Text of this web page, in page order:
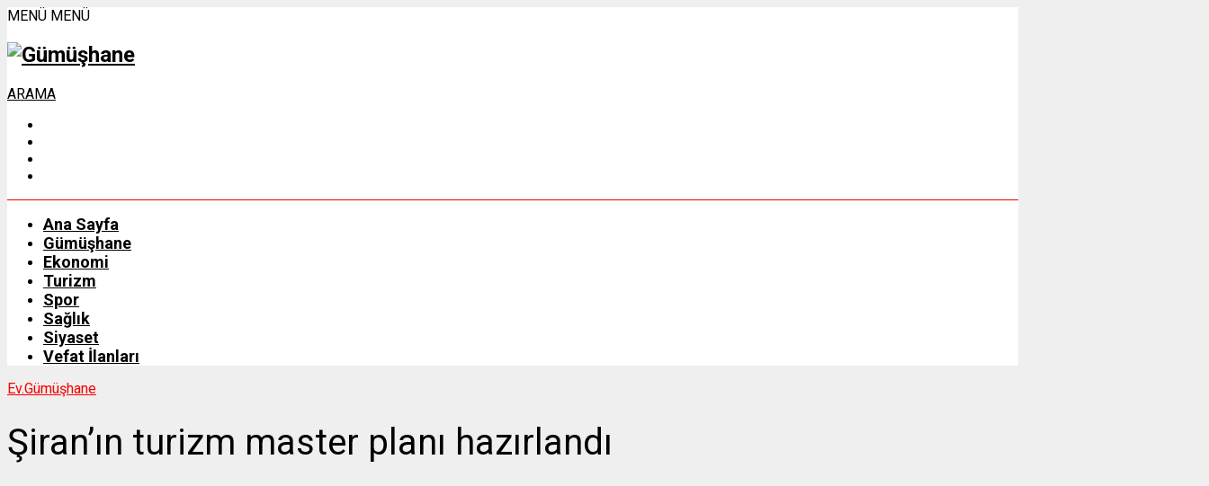
MENÜ MENÜ
ARAMA
Ana Sayfa
Gümüşhane
Ekonomi
Turizm
Spor
Sağlık
Siyaset
Vefat İlanları
Ev.Gümüşhane
Şiran’ın turizm master planı hazırlandı